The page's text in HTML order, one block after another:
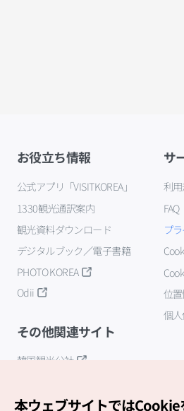
お役立ち情報
公式アプリ「VISITKOREA」
1330観光通訳案内
観光資料ダウンロード
デジタルブック／電子書籍
PHOTO KOREA
Odii
サ
利
FAQ
プ
位
個
その他関連サイト
韓国観光公社
本ウェブサイトではCookie